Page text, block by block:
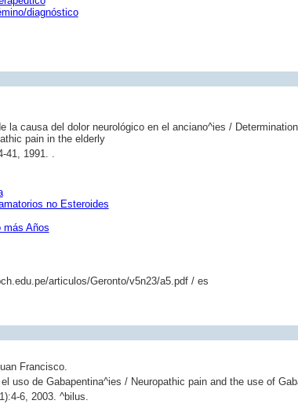
diagnóstico
la causa del dolor neurológico en el anciano^ies /
pain in the elderly
41, 1991. .
no Esteroides
más Años
articulos/Geronto/v5n23/a5.pdf / es
Francisco.
uso de Gabapentina^ies / Neuropathic pain and the use of
6, 2003. ^bilus.